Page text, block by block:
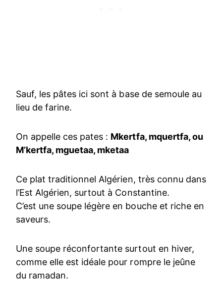
Sauf, les pâtes ici sont à base de semoule au
lieu de farine.
On appelle ces pates : Mkertfa, mquertfa, ou
M’kertfa, mguetaa, mketaa
Ce plat traditionnel Algérien, très connu dans
l’Est Algérien, surtout à Constantine.
C’est une soupe légère en bouche et riche en
saveurs.
Une soupe réconfortante surtout en hiver,
comme elle est idéale pour rompre le jeûne
du ramadan.